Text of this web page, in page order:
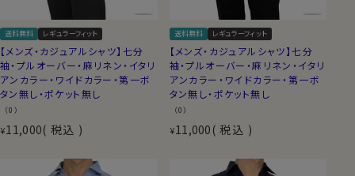
送料無料 レギュラーフィット
【メンズ・カジュアルシャツ】七分
袖・プルオーバー・麻リネン・イタリ
アンカラー・ワイドカラー・第一ボ
タン無し・ポケット無し
（0）
¥11,000 税込
送料無料 レギュラーフィット
【メンズ・カジュアルシャツ】七分
袖・プルオーバー・麻リネン・イタリ
アンカラー・ワイドカラー・第一ボ
タン無し・ポケット無し
（0）
¥11,000 税込